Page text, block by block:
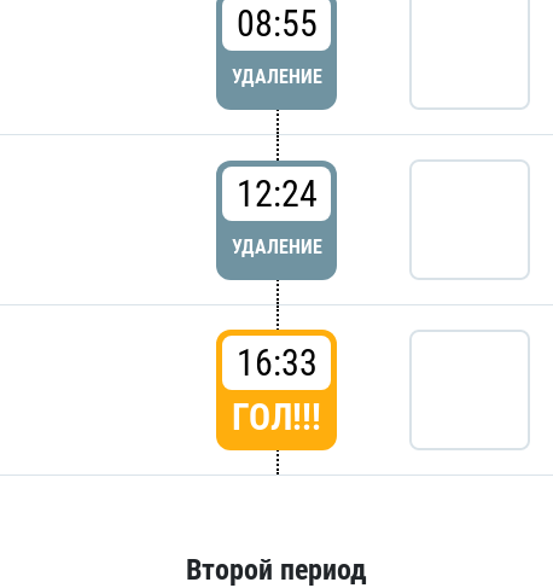
08:55
УДАЛЕНИЕ
12:24
УДАЛЕНИЕ
16:33
ГОЛ!!!
Второй период